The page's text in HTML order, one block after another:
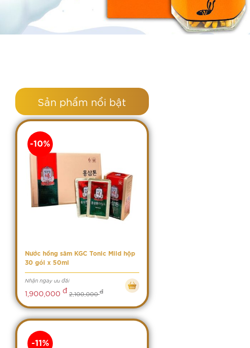
Sản phẩm nổi bật
Nước hồng sâm KGC Tonic Mild hộp
30 gói x 50ml
Nhận ngay ưu đãi
1,900,000 đ 2,100,000đ
-10%
-11%